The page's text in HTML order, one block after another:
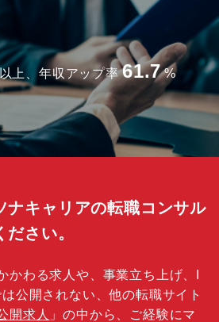
上、年収アップ率 61.7 %
ナキャリアの転職コンサル
さい。
かわる求人や、事業立ち上げ、I
公開されない、他の転職サイト
開求人 」の中から、ご経験にマ